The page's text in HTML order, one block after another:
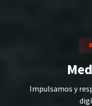
Impulsamos y